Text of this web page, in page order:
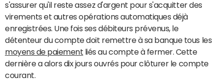
s'assurer qu'il reste assez d'argent pour s'acquitter des
virements et autres opérations automatiques déjà
enregistrées. Une fois ses débiteurs prévenus, le
détenteur du compte doit remettre à sa banque tous les
moyens de paiement liés au compte à fermer. Cette
dernière a alors dix jours ouvrés pour clôturer le compte
courant.